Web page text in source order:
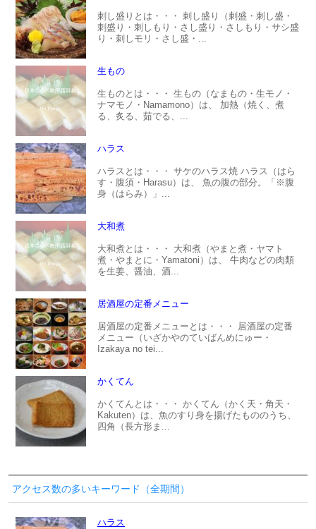
刺し盛りとは・・・ 刺し盛り（刺盛・刺し盛・
刺盛り・刺しもり・さし盛り・さしもり・サシ盛
り・刺しモリ・さし盛・...
生もの
生ものとは・・・ 生もの（なまもの・生モノ・
ナマモノ・Namamono）は、 加熱（焼く、煮
る、炙る、茹でる、...
ハラス
ハラスとは・・・ サケのハラス焼 ハラス（はら
す・腹須・Harasu）は、 魚の腹の部分。「※腹
身（はらみ）」...
大和煮
大和煮とは・・・ 大和煮（やまと煮・ヤマト
煮・やまとに・Yamatoni）は、 牛肉などの肉類
を生姜、醤油、酒...
居酒屋の定番メニュー
居酒屋の定番メニューとは・・・ 居酒屋の定番
メニュー（いざかやのていばんめにゅー・
Izakaya no tei...
かくてん
かくてんとは・・・ かくてん（かく天・角天・
Kakuten）は、魚のすり身を揚げたもののうち、
四角（長方形ま...
アクセス数の多いキーワード（全期間）
ハラス